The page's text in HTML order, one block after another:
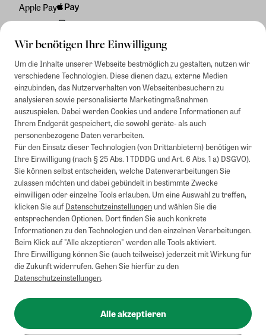
Wir benötigen Ihre Einwilligung
Um die Inhalte unserer Webseite bestmöglich zu gestalten, nutzen wir
verschiedene Technologien. Diese dienen dazu, externe Medien
einzubinden, das Nutzerverhalten von Webseitenbesuchern zu
analysieren sowie personalisierte Marketingmaßnahmen
auszuspielen. Dabei werden Cookies und andere Informationen auf
Ihrem Endgerät gespeichert, die sowohl geräte- als auch
personenbezogene Daten verarbeiten.
Für den Einsatz dieser Technologien (von Drittanbietern) benötigen wir
Ihre Einwilligung (nach § 25 Abs. 1 TDDDG und Art. 6 Abs. 1 a) DSGVO).
Sie können selbst entscheiden, welche Datenverarbeitungen Sie
zulassen möchten und dabei gebündelt in bestimmte Zwecke
einwilligen oder einzelne Tools erlauben. Um eine Auswahl zu treffen,
klicken Sie aufDatenschutzeinstellungenund wählen Sie die
entsprechenden Optionen. Dort finden Sie auch konkrete
Informationen zu den Technologien und den einzelnen Verarbeitungen.
Beim Klick auf "Alle akzeptieren" werden alle Tools aktiviert.
Ihre Einwilligung können Sie (auch teilweise) jederzeit mit Wirkung für
die Zukunft widerrufen. Gehen Sie hierfür zu den
Datenschutzeinstellungen.
Alle akzeptieren
Apple Pay
Rechnung